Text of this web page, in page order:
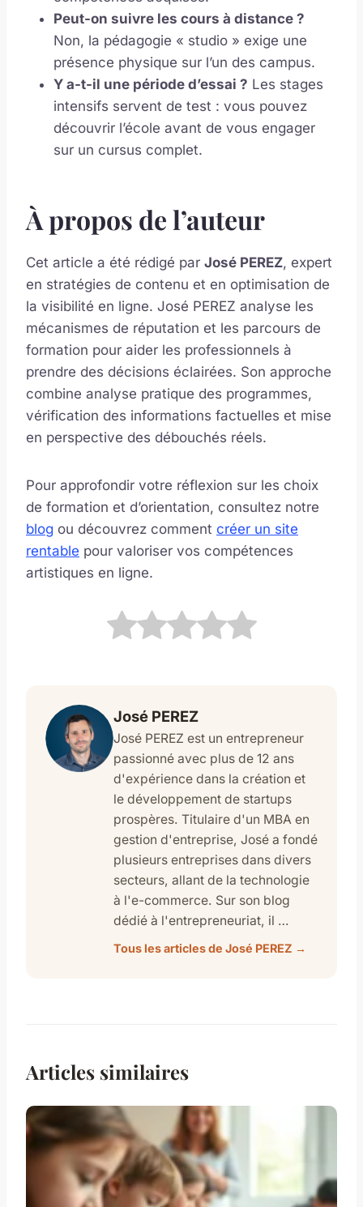
Peut-on suivre les cours à distance ?
Non, la pédagogie « studio » exige une
présence physique sur l’un des campus.
Y a-t-il une période d’essai ? Les stages
intensifs servent de test : vous pouvez
découvrir l’école avant de vous engager
sur un cursus complet.
À propos de l’auteur
Cet article a été rédigé par José PEREZ, expert
en stratégies de contenu et en optimisation de
la visibilité en ligne. José PEREZ analyse les
mécanismes de réputation et les parcours de
formation pour aider les professionnels à
prendre des décisions éclairées. Son approche
combine analyse pratique des programmes,
vérification des informations factuelles et mise
en perspective des débouchés réels.
Pour approfondir votre réflexion sur les choix
de formation et d’orientation, consultez notre
blog ou découvrez comment créer un site
rentable pour valoriser vos compétences
artistiques en ligne.
José PEREZ
José PEREZ est un entrepreneur
passionné avec plus de 12 ans
d'expérience dans la création et
le développement de startups
prospères. Titulaire d'un MBA en
gestion d'entreprise, José a fondé
plusieurs entreprises dans divers
secteurs, allant de la technologie
à l'e-commerce. Sur son blog
dédié à l'entrepreneuriat, il …
Tous les articles de José PEREZ →
Articles similaires